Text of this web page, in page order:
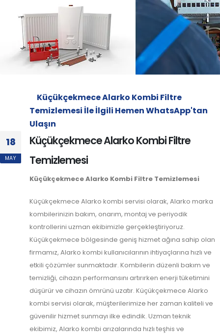
Küçükçekmece Alarko Kombi Filtre
Temizlemesi İle İlgili Hemen WhatsApp'tan
Ulaşın
18
MAY
Küçükçekmece Alarko Kombi Filtre
Temizlemesi
Küçükçekmece Alarko Kombi Filtre Temizlemesi
Küçükçekmece Alarko kombi servisi olarak, Alarko marka
kombilerinizin bakım, onarım, montaj ve periyodik
kontrollerini uzman ekibimizle gerçekleştiriyoruz.
Küçükçekmece bölgesinde geniş hizmet ağına sahip olan
firmamız, Alarko kombi kullanıcılarının ihtiyaçlarına hızlı ve
etkili çözümler sunmaktadır. Kombilerin düzenli bakım ve
temizliği, cihazın performansını artırırken enerji tüketimini
düşürür ve cihazın ömrünü uzatır. Küçükçekmece Alarko
kombi servisi olarak, müşterilerimize her zaman kaliteli ve
güvenilir hizmet sunmayı ilke edindik. Uzman teknik
ekibimiz, Alarko kombi arızalarında hızlı teşhis ve